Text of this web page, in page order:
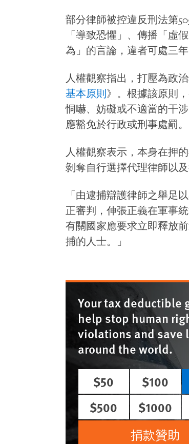
部分律師被控違反刑法第
「導致恐懼」、傳播「虛
為」的言論，違者可處三年
人權觀察指出，打壓為政
基本原則 》。根據該原則
恫嚇、妨礙或不適當的干
應豁免於行政或刑事處罰。
人權觀察表示，本身在押
剝奪自行選擇代理律師以
「由逮捕辯護律師之舉足
正審判，伸張正義在軍事
有關國家應要求立即釋放
捕的人士。」
Your tax deductible
help stop human
violations and save
around the world.
$50
$100
$500
$1000
捐款贊助